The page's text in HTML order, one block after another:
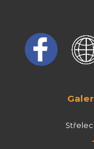
Galerie